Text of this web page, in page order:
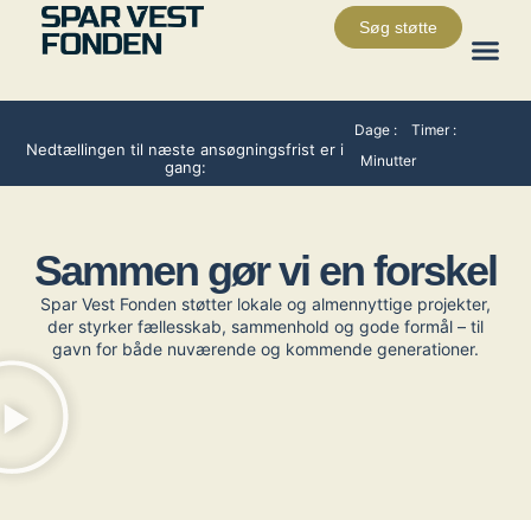
Søg støtte
Nedtællingen til næste ansøgningsfrist er i
gang:
Dage :
Timer :
Minutter
Sammen gør vi en forskel
Spar Vest Fonden støtter lokale og almennyttige projekter,
der styrker fællesskab, sammenhold og gode formål – til
gavn for både nuværende og kommende generationer.